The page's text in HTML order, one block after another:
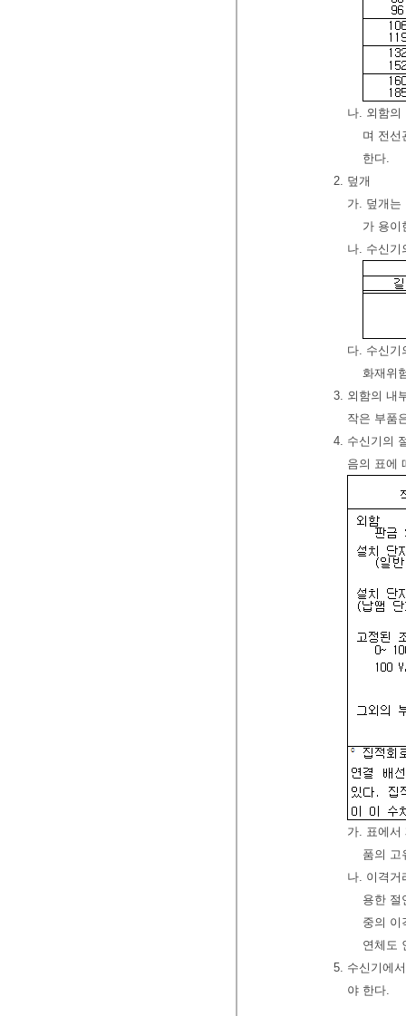
나. 외함의
며 전선
한다.
2. 덮개
가. 덮개는
가 용
나. 수신기
다. 수신기
화재위
3. 외함의 내
작은 부품
4. 수신기의
음의 표에
가. 표에서
품의 고
나. 이격거
용한 절
중의 이
연체도
5. 수신기에
야 한다.